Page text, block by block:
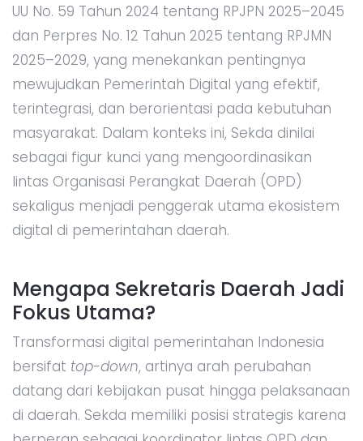
UU No. 59 Tahun 2024 tentang RPJPN 2025–2045
dan Perpres No. 12 Tahun 2025 tentang RPJMN
2025–2029, yang menekankan pentingnya
mewujudkan Pemerintah Digital yang efektif,
terintegrasi, dan berorientasi pada kebutuhan
masyarakat. Dalam konteks ini, Sekda dinilai
sebagai figur kunci yang mengoordinasikan
lintas Organisasi Perangkat Daerah (OPD)
sekaligus menjadi penggerak utama ekosistem
digital di pemerintahan daerah.
Mengapa Sekretaris Daerah Jadi
Fokus Utama?
Transformasi digital pemerintahan Indonesia
bersifat top-down, artinya arah perubahan
datang dari kebijakan pusat hingga pelaksanaan
di daerah. Sekda memiliki posisi strategis karena